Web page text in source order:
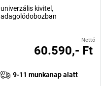
univerzális kivitel,
adagolódobozban
Nettó
60.590,- Ft
9-11 munkanap alatt